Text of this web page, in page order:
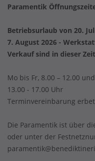
Paramentik
Betriebsurlaub von 20.
7. August 2026 -
Verkauf sind in dieser
Mo bis Fr, 8.00 – 12.00 und
13.00 - 17.00 Uhr
Terminvereinbarung
Die Paramentik ist über
oder unter der